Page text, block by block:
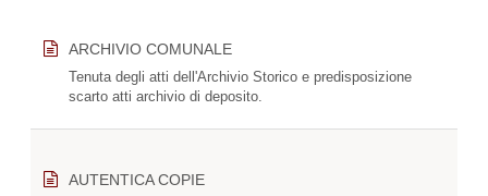
ARCHIVIO COMUNALE
Tenuta degli atti dell'Archivio Storico e predisposizione
scarto atti archivio di deposito.
AUTENTICA COPIE